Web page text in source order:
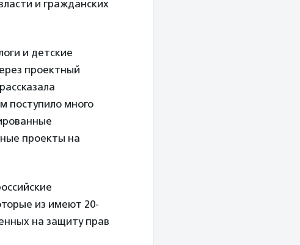
и гражданских
и детские
проектный
поступило много
проекты на
из имеют 20-
на защиту прав